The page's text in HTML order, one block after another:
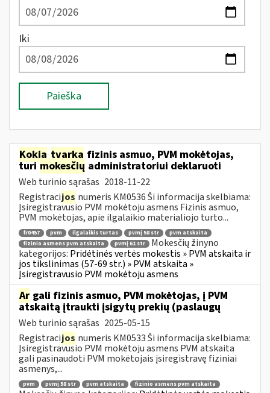
Iki
Paieška
Kokia tvarka fizinis asmuo, PVM mokėtojas,
turimokesčių administratoriui deklaruoti
Web turinio sąrašas 2018-11-22
Registracijos numeris KM0536 Ši informacija skelbiama:
Įsiregistravusio PVM mokėtoju asmens Fizinis asmuo,
PVM mokėtojas, apie ilgalaikio materialiojo turto...
fr0457 pvm ilgalaikis turtas pvmį 58 str
pvm atskaita
fizinio asmens pvm atskaita
pvmį 61 str
Mokesčių žinyno
kategorijos: Pridėtinės vertės mokestis » PVM atskaita ir
jos tikslinimas (57-69 str.) » PVM atskaita »
Įsiregistravusio PVM mokėtoju asmens
Ar gali fizinis asmuo, PVM mokėtojas, į PVM
atskaitą įtraukti įsigytų prekių (paslaugų
Web turinio sąrašas 2025-05-15
Registracijos numeris KM0533 Ši informacija skelbiama:
Įsiregistravusio PVM mokėtoju asmens PVM atskaita
gali pasinaudoti PVM mokėtojais įsiregistravę fiziniai
asmenys,...
pvm pvmį 58 str pvm atskaita fizinio asmens pvm atskaita